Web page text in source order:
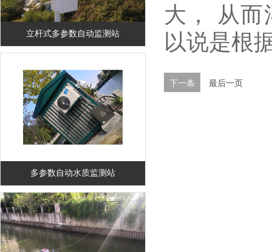
大， 从
以说是根
下一条 最后一页
立杆式多参数自动监测站
多参数自动水质监测站